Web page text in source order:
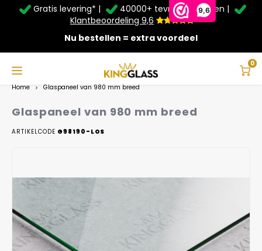
9,6
Service & Contact
Montage
Betaalmethoden
Garantie
Taal
Nederlands
Gratis levering* |
40000+ tevreden klanten |
Klantbeoordeling 9,6
Nu bestellen = extra voordeel
0
Zomer Deals: Tot 20% kortingop schuifwanden en
veranda's +€20extra kassa korting*
Home Glaspaneel van 980 mm breed
Glaspaneel van 980 mm breed
ARTIKELCODE G98190-LOS
Dikte glas
10mm